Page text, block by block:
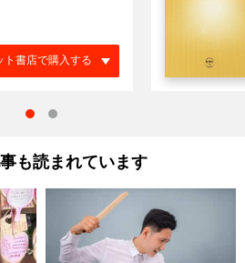
ト書店で購入する
も読まれています